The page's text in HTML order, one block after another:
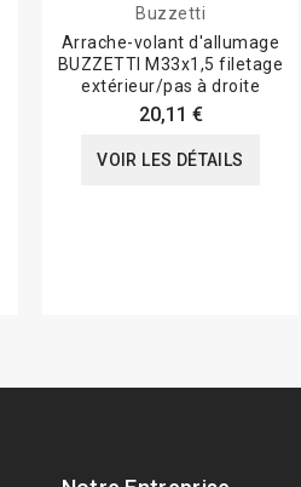
Buzzetti
Arrache-volant d'allumage
BUZZETTI M33x1,5 filetage
extérieur/pas à droite
20,11 €
VOIR LES DÉTAILS